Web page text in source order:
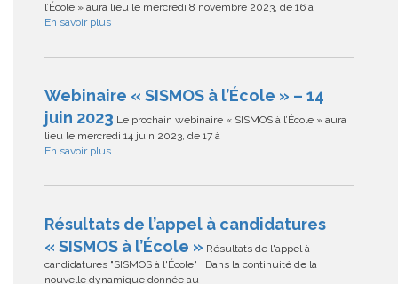
l’École » aura lieu le mercredi 8 novembre 2023, de 16 à
En savoir plus
Webinaire « SISMOS à l’École » – 14
juin 2023 Le prochain webinaire « SISMOS à l’École » aura
lieu le mercredi 14 juin 2023, de 17 à
En savoir plus
Résultats de l’appel à candidatures
« SISMOS à l’École » Résultats de l'appel à
candidatures "SISMOS à l'École" Dans la continuité de la
nouvelle dynamique donnée au